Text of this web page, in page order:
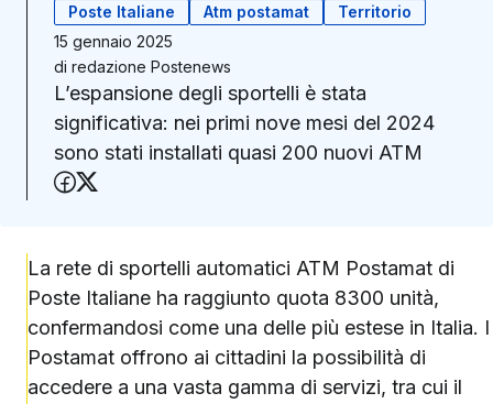
Poste Italiane Atm postamat
Territorio
15 gennaio 2025
di redazione Postenews
L’espansione degli sportelli è stata
significativa: nei primi nove mesi del 2024
sono stati installati quasi 200 nuovi ATM
Condividi su Facebook
La rete di sportelli automatici ATM Postamat di
Poste Italiane ha raggiunto quota 8300 unità,
confermandosi come una delle più estese in Italia. I
Postamat offrono ai cittadini la possibilità di
accedere a una vasta gamma di servizi, tra cui il